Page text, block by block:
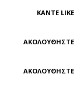
ΚΆΝΤΕ LIKE
ΑΚΟΛΟΥΘΉΣΤΕ
ΑΚΟΛΟΥΘΉΣΤΕ